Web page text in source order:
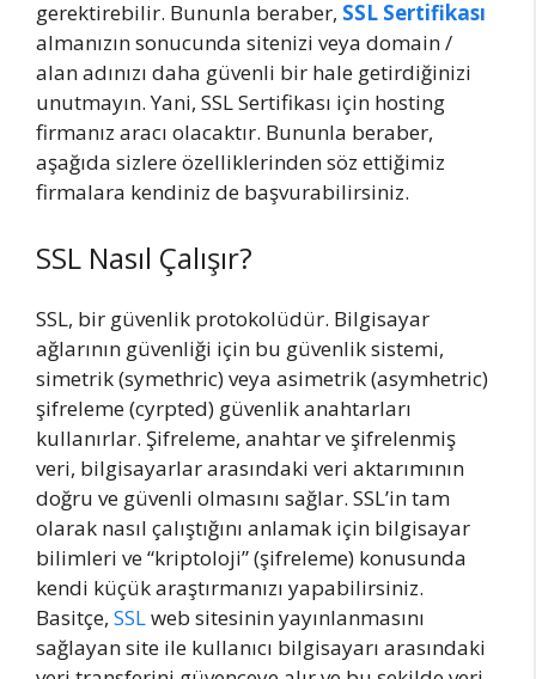
gerektirebilir. Bununla beraber, SSL Sertifikası
almanızın sonucunda sitenizi veya domain /
alan adınızı daha güvenli bir hale getirdiğinizi
unutmayın. Yani, SSL Sertifikası için hosting
firmanız aracı olacaktır. Bununla beraber,
aşağıda sizlere özelliklerinden söz ettiğimiz
firmalara kendiniz de başvurabilirsiniz.
SSL Nasıl Çalışır?
SSL, bir güvenlik protokolüdür. Bilgisayar
ağlarının güvenliği için bu güvenlik sistemi,
simetrik (symethric) veya asimetrik (asymhetric)
şifreleme (cyrpted) güvenlik anahtarları
kullanırlar. Şifreleme, anahtar ve şifrelenmiş
veri, bilgisayarlar arasındaki veri aktarımının
doğru ve güvenli olmasını sağlar. SSL’in tam
olarak nasıl çalıştığını anlamak için bilgisayar
bilimleri ve “kriptoloji” (şifreleme) konusunda
kendi küçük araştırmanızı yapabilirsiniz.
Basitçe, SSLweb sitesinin yayınlanmasını
sağlayan site ile kullanıcı bilgisayarı arasındaki